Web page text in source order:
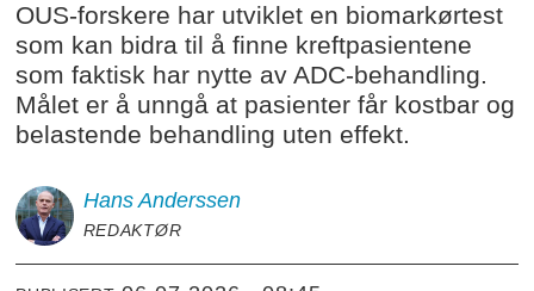
OUS-forskere har utviklet en biomarkørtest
som kan bidra til å finne kreftpasientene
som faktisk har nytte av ADC-behandling.
Målet er å unngå at pasienter får kostbar og
belastende behandling uten effekt.
Hans Anderssen
REDAKTØR